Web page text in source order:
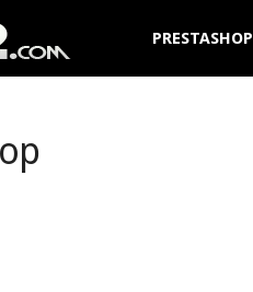
PRESTASHOP